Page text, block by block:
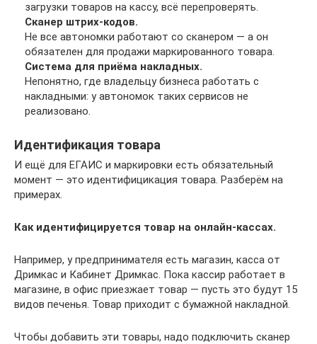
загрузки товаров на кассу, всё перепроверять.
Сканер штрих-кодов.
Не все автономки работают со сканером — а он
обязателен для продажи маркированного товара.
Система для приёма накладных.
Непонятно, где владельцу бизнеса работать с
накладными: у автономок таких сервисов не
реализовано.
Идентификация товара
И ещё для ЕГАИС и маркировки есть обязательный
момент — это идентифицикация товара. Разберём на
примерах.
Как идентифицируется товар на онлайн-кассах.
Например, у предпринимателя есть магазин, касса от
Дримкас и Кабинет Дримкас. Пока кассир работает в
магазине, в офис приезжает товар — пусть это будут 15
видов печенья. Товар приходит с бумажной накладной.
Чтобы добавить эти товары, надо подключить сканер